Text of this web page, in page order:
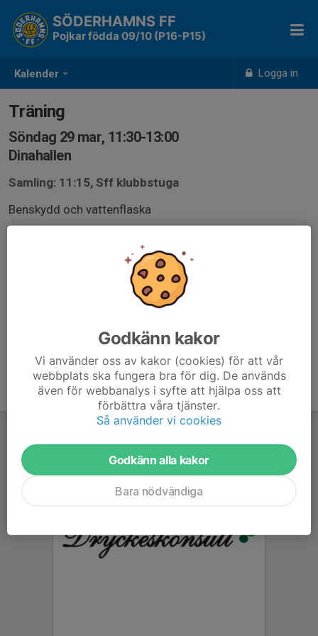
Kalender Logga in
SÖDERHAMNS FF
Pojkar födda 09/10 (P16-P15)
Träning
Söndag 29 mar, 11:30-13:00
Dinahallen
Samling: 11:15, Sff klubbstuga
Benskydd och vattenflaska
Godkänn kakor
Vi använder oss av kakor (cookies) för att vår
webbplats ska fungera bra för dig. De används
även för webbanalys i syfte att hjälpa oss att
förbättra våra tjänster.
Så använder vi cookies
Godkänn alla kakor
Bara nödvändiga